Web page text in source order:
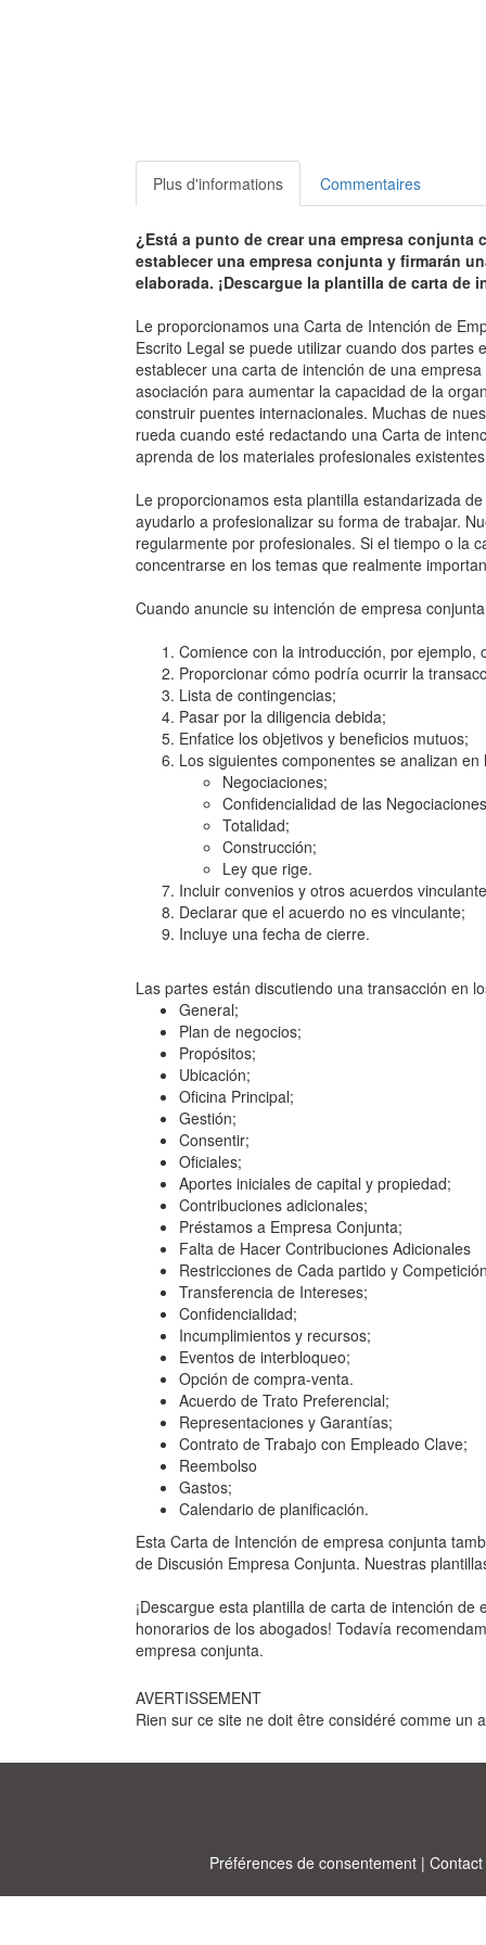
Plus d'informations Commentaires
¿Está a punto de crear una empresa conjunta
establecer una empresa conjunta y firmarán
elaborada. ¡Descargue la plantilla de carta de
Le proporcionamos una Carta de Intención de
Escrito Legal se puede utilizar cuando dos
establecer una carta de intención de una
asociación para aumentar la capacidad de la
construir puentes internacionales. Muchas de
rueda cuando esté redactando una Carta de
aprenda de los materiales profesionales
Le proporcionamos esta plantilla estandarizada
ayudarlo a profesionalizar su forma de trabajar.
regularmente por profesionales. Si el tiempo o la
concentrarse en los temas que realmente
Cuando anuncie su intención de empresa
Comience con la introducción, por ejemplo,
Proporcionar cómo podría ocurrir la
Lista de contingencias;
Pasar por la diligencia debida;
Enfatice los objetivos y beneficios mutuos;
Los siguientes componentes se analizan
Negociaciones;
Confidencialidad de las
Totalidad;
Construcción;
Ley que rige.
Incluir convenios y otros acuerdos
Declarar que el acuerdo no es vinculante;
Incluye una fecha de cierre.
Las partes están discutiendo una transacción en
General;
Plan de negocios;
Propósitos;
Ubicación;
Oficina Principal;
Gestión;
Consentir;
Oficiales;
Aportes iniciales de capital y propiedad;
Contribuciones adicionales;
Préstamos a Empresa Conjunta;
Falta de Hacer Contribuciones Adicionales
Restricciones de Cada partido y
Transferencia de Intereses;
Confidencialidad;
Incumplimientos y recursos;
Eventos de interbloqueo;
Opción de compra-venta.
Acuerdo de Trato Preferencial;
Representaciones y Garantías;
Contrato de Trabajo con Empleado Clave;
Reembolso
Gastos;
Calendario de planificación.
Esta Carta de Intención de empresa conjunta
de Discusión Empresa Conjunta. Nuestras
¡Descargue esta plantilla de carta de intención
honorarios de los abogados! Todavía
empresa conjunta.
AVERTISSEMENT
Rien sur ce site ne doit être considéré comme un
Préférences de consentement| Contact